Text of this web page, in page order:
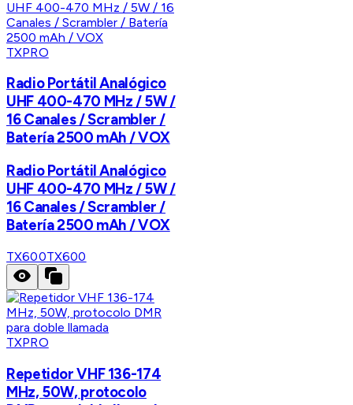
TXPRO
Radio Portátil Analógico
UHF 400-470 MHz / 5W /
16 Canales / Scrambler /
Batería 2500 mAh / VOX
Radio Portátil Analógico
UHF 400-470 MHz / 5W /
16 Canales / Scrambler /
Batería 2500 mAh / VOX
TX600TX600
TXPRO
Repetidor VHF 136-174
MHz, 50W, protocolo